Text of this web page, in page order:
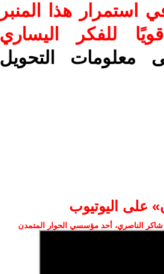
استمرار هذا المنبر
للفكر اليساري
معلومات التحويل
على اليوتيوب
الناصري، أحد مؤسسي الحوار المتمدن